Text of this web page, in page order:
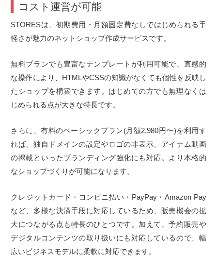
コスト運営が可能
STORESは、初期費用・月額固定費なしではじめられる手
軽さが魅力のネットショップ作成サービスです。
無料プランでも豊富なテンプレートが利用可能で、直感的
な操作により、HTMLやCSSの知識がなくても個性を反映し
たショップを構築できます。はじめての方でも無理なくは
じめられる点が大きな特長です。
さらに、有料のベーシックプラン(月額2,980円〜)を利用す
れば、独自ドメインの設定やロゴの非表示、アイテム動画
の掲載といったブランディング強化にも対応。より本格的
なショップづくりが可能になります。
クレジットカード・コンビニ払い・PayPay・Amazon Pay
など、多様な決済手段に対応しているため、販売機会の拡
大につながる点も特長のひとつです。加えて、予約販売や
デジタルコンテンツの取り扱いにも対応しているので、幅
広いビジネスモデルに柔軟に対応できます。